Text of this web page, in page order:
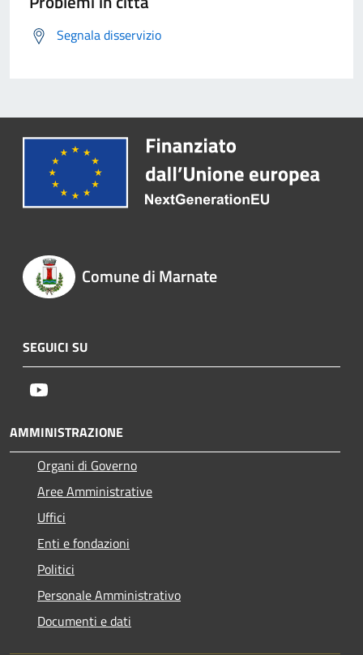
Segnala disservizio
Comune di Marnate
SEGUICI SU
AMMINISTRAZIONE
Organi di Governo
Aree Amministrative
Uffici
Enti e fondazioni
Politici
Personale Amministrativo
Documenti e dati